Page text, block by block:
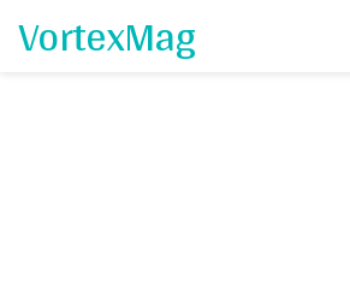
VortexMag